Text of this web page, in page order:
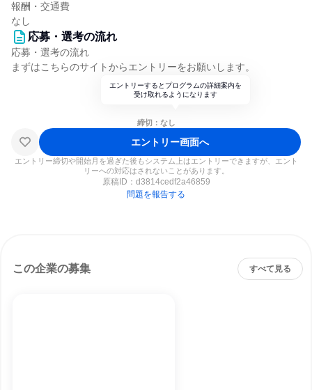
報酬・交通費
なし
応募・選考の流れ
応募・選考の流れ
まずはこちらのサイトからエントリーをお願いします。
エントリーするとプログラムの詳細案内を
受け取れるようになります
締切：なし
エントリー画面へ
エントリー締切や開始月を過ぎた後もシステム上はエントリーできますが、エント
リーへの対応はされないことがあります。
原稿ID： d3814cedf2a46859
問題を報告する
この企業の募集 すべて見る